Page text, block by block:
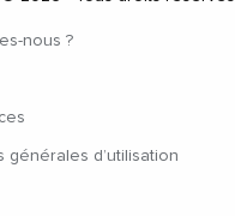
nous ?
générales d’utilisation